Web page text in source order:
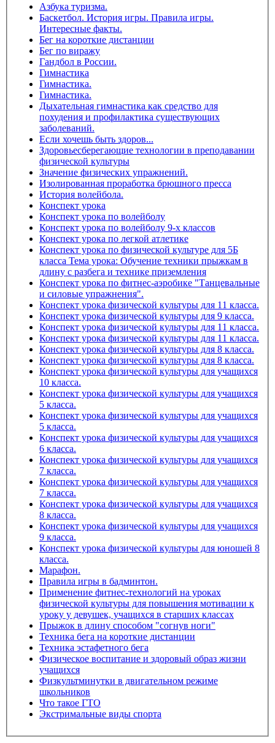
Азбука туризма.
Баскетбол. История игры. Правила игры.
Интересные факты.
Бег на короткие дистанции
Бег по виражу
Гандбол в России.
Гимнастика
Гимнастика.
Гимнастика.
Дыхательная гимнастика как средство для
похудения и профилактика существующих
заболеваний.
Если хочешь быть здоров...
Здоровьесберегающие технологии в преподавании
физической культуры
Значение физических упражнений.
Изолированная проработка брюшного пресса
История волейбола.
Конспект урока
Конспект урока по волейболу
Конспект урока по волейболу 9-х классов
Конспект урока по легкой атлетике
Конспект урока по физической культуре для 5Б
класса Тема урока: Обучение техники прыжкам в
длину с разбега и технике приземления
Конспект урока по фитнес-аэробике "Танцевальные
и силовые упражнения".
Конспект урока физической культуры для 11 класса.
Конспект урока физической культуры для 9 класса.
Конспект урока физической культуры для 11 класса.
Конспект урока физической культуры для 11 класса.
Конспект урока физической культуры для 8 класса.
Конспект урока физической культуры для 8 класса.
Конспект урока физической культуры для учащихся
10 класса.
Конспект урока физической культуры для учащихся
5 класса.
Конспект урока физической культуры для учащихся
5 класса.
Конспект урока физической культуры для учащихся
6 класса.
Конспект урока физической культуры для учащихся
7 класса.
Конспект урока физической культуры для учащихся
7 класса.
Конспект урока физической культуры для учащихся
8 класса.
Конспект урока физической культуры для учащихся
9 класса.
Конспект урока физической культуры для юношей 8
класса.
Марафон.
Правила игры в бадминтон.
Применение фитнес-технологий на уроках
физической культуры для повышения мотивации к
уроку у девушек, учащихся в старших классах
Прыжок в длину способом "согнув ноги"
Техника бега на короткие дистанции
Техника эстафетного бега
Физическое воспитание и здоровый образ жизни
учащихся
Физкультминутки в двигательном режиме
школьников
Что такое ГТО
Экстримальные виды спорта